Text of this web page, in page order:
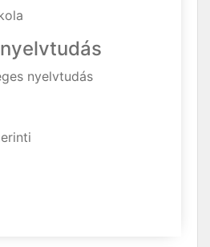
nyelvtudás